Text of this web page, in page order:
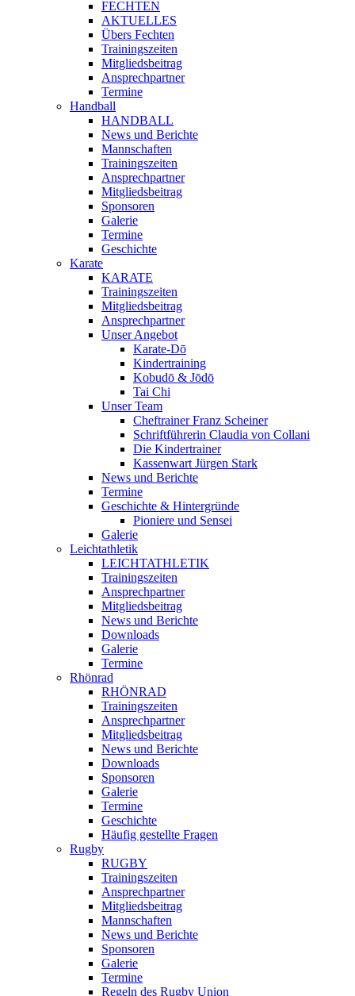
FECHTEN
AKTUELLES
Übers Fechten
Trainingszeiten
Mitgliedsbeitrag
Ansprechpartner
Termine
Handball
HANDBALL
News und Berichte
Mannschaften
Trainingszeiten
Ansprechpartner
Mitgliedsbeitrag
Sponsoren
Galerie
Termine
Geschichte
Karate
KARATE
Trainingszeiten
Mitgliedsbeitrag
Ansprechpartner
Unser Angebot
Karate-Dō
Kindertraining
Kobudō & Jōdō
Tai Chi
Unser Team
Cheftrainer Franz Scheiner
Schriftführerin Claudia von Collani
Die Kindertrainer
Kassenwart Jürgen Stark
News und Berichte
Termine
Geschichte & Hintergründe
Pioniere und Sensei
Galerie
Leichtathletik
LEICHTATHLETIK
Trainingszeiten
Ansprechpartner
Mitgliedsbeitrag
News und Berichte
Downloads
Galerie
Termine
Rhönrad
RHÖNRAD
Trainingszeiten
Ansprechpartner
Mitgliedsbeitrag
News und Berichte
Downloads
Sponsoren
Galerie
Termine
Geschichte
Häufig gestellte Fragen
Rugby
RUGBY
Trainingszeiten
Ansprechpartner
Mitgliedsbeitrag
Mannschaften
News und Berichte
Sponsoren
Galerie
Termine
Regeln des Rugby Union